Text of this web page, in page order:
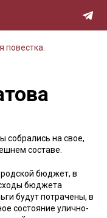
повестка.
собрались на свое,
составе.
бюджет, в
бюджета
будут потрачены, в
состояние улично-